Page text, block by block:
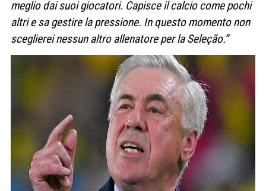
meglio dai suoi giocatori. Capisce il calcio come pochi
altri e sa gestire la pressione. In questo momento non
sceglierei nessun altro allenatore per la Seleção.”